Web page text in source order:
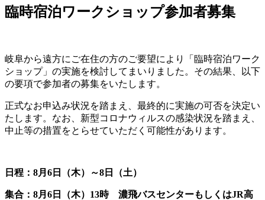
臨時宿泊ワークショップ参加者募集
岐阜から遠方にご在住の方のご要望により「臨時宿泊ワーク
ショップ」の実施を検討してまいりました。その結果、以下
の要項で参加者の募集をいたします。
正式なお申込み状況を踏まえ、最終的に実施の可否を決定い
たします。なお、新型コロナウィルスの感染状況を踏まえ、
中止等の措置をとらせていただく可能性があります。
日程：8月6日（木）～8日（土）
集合：8月6日（木）13時 濃飛バスセンターもしくはJR高